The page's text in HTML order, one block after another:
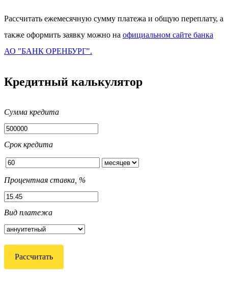
Рассчитать ежемесячную сумму платежа и общую переплату, а
также оформить заявку можно на официальном сайте банка
АО "БАНК ОРЕНБУРГ".
Кредитный калькулятор
Сумма кредита
Срок кредита
Процентная ставка, %
Вид платежа
Рассчитать